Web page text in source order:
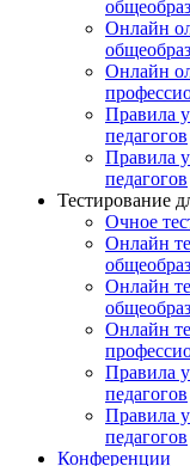
Онлайн
Онлайн
Правила
педагогов
Правила
педагогов
Тестирование
Очное
Онлайн
Онлайн
Онлайн
Правила
педагогов
Правила
педагогов
Конференции